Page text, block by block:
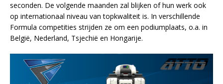
seconden. De volgende maanden zal blijken of hun werk ook
op internationaal niveau van topkwaliteit is. In verschillende
Formula competities strijden ze om een podiumplaats, o.a. in
België, Nederland, Tsjechië en Hongarije.